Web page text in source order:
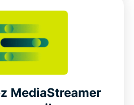
MediaStreamer